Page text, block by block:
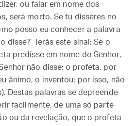
ou falar em nome dos
será morto. Se tu disseres no
posso eu conhecer a palavra
disse?’ Terás este sinal: Se o
predisse em nome do Senhor,
não disse; o profeta, por
ânimo, o inventou; por isso, não
Destas palavras se depreende
facilmente, de uma só parte
ou da revelação, que o profeta